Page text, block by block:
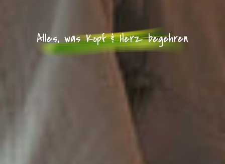
Alles, was Kopf & Herz begehren